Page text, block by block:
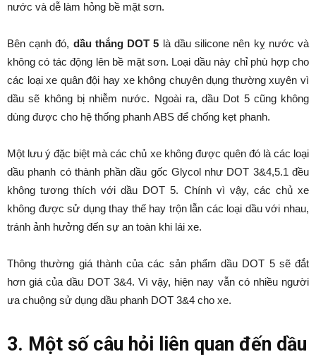
nước và dễ làm hỏng bề mặt sơn.
Bên cạnh đó, dầu thắng DOT 5 là dầu silicone nên kỵ nước và
không có tác động lên bề mặt sơn. Loại dầu này chỉ phù hợp cho
các loại xe quân đội hay xe không chuyên dụng thường xuyên vì
dầu sẽ không bị nhiễm nước. Ngoài ra, dầu Dot 5 cũng không
dùng được cho hệ thống phanh ABS để chống kẹt phanh.
Một lưu ý đặc biệt mà các chủ xe không được quên đó là các loại
dầu phanh có thành phần dầu gốc Glycol như DOT 3&4,5.1 đều
không tương thích với dầu DOT 5. Chính vì vậy, các chủ xe
không được sử dụng thay thế hay trộn lẫn các loại dầu với nhau,
tránh ảnh hưởng đến sự an toàn khi lái xe.
Thông thường giá thành của các sản phẩm dầu DOT 5 sẽ đắt
hơn giá của dầu DOT 3&4. Vì vậy, hiện nay vẫn có nhiều người
ưa chuộng sử dụng dầu phanh DOT 3&4 cho xe.
3. Một số câu hỏi liên quan đến dầu